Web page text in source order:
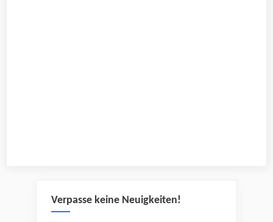
Verpasse keine Neuigkeiten!